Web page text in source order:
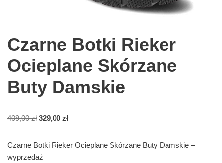
Czarne Botki Rieker
Ocieplane Skórzane
Buty Damskie
409,00zł 329,00 zł
Czarne Botki Rieker Ocieplane Skórzane Buty Damskie –
wyprzedaż